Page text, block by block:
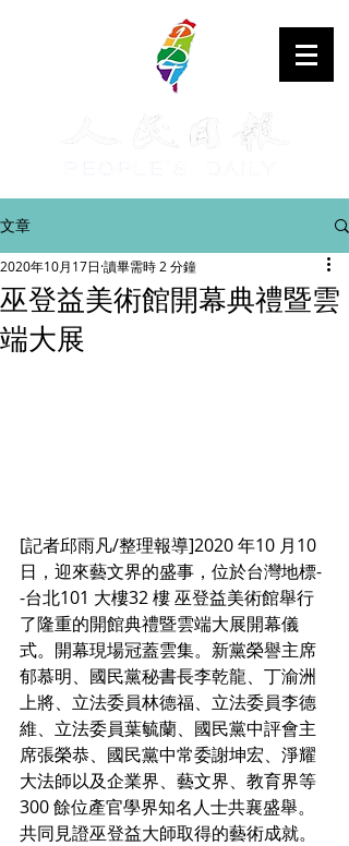
文章
巫登益美術館開幕典禮暨雲
端大展
2020年10月17日 讀畢需時 2 分鐘
[記者邱雨凡/整理報導]2020 年10 月10
日，迎來藝文界的盛事，位於台灣地標-
-台北101 大樓32 樓 巫登益美術館舉行
了隆重的開館典禮暨雲端大展開幕儀
式。開幕現場冠蓋雲集。新黨榮譽主席
郁慕明、國民黨秘書長李乾龍、丁渝洲
上將、立法委員林德福、立法委員李德
維、立法委員葉毓蘭、國民黨中評會主
席張榮恭、國民黨中常委謝坤宏、淨耀
大法師以及企業界、藝文界、教育界等
300 餘位產官學界知名人士共襄盛舉。
共同見證巫登益大師取得的藝術成就。